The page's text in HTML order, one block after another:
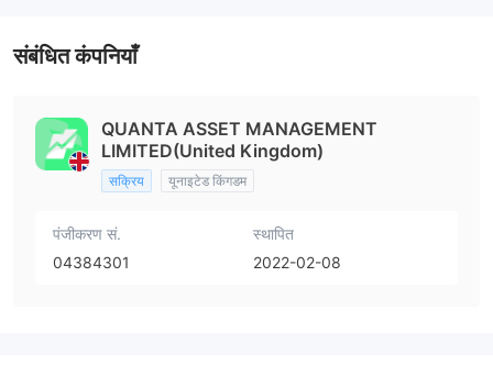
संबंधित कंपनियाँ
QUANTA ASSET MANAGEMENT
LIMITED(United Kingdom)
सक्रिय यूनाइटेड किंगडम
पंजीकरण सं.
04384301
स्थापित
2022-02-08